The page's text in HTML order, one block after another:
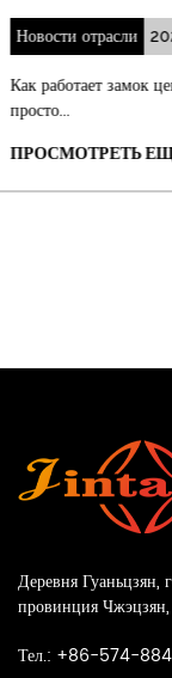
по
Деревня Гуаньцзян,
провинция
Тел.: +86-574-